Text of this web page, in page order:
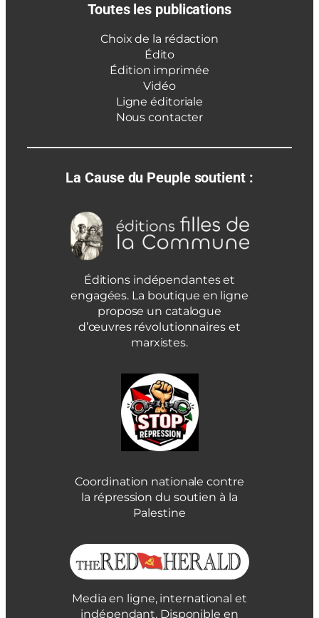
Toutes les publications
Choix de la rédaction
Édito
Édition imprimée
Vidéo
Ligne éditoriale
Nous contacter
La Cause du Peuple soutient :
Éditions indépendantes et
engagées. La boutique en ligne
propose un catalogue
d’œuvres révolutionnaires et
marxistes.
Coordination nationale contre
la répression du soutien à la
Palestine
Media en ligne, international et
indépendant. Disponible en